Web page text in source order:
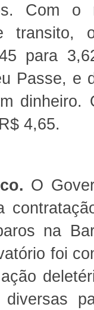
Com o
transito,
para
Passe, e
dinheiro.
4,65.
O
na
foi
diversas